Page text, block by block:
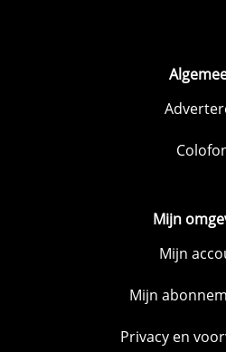
Mijn
Mijn
Mijn
Privacy en